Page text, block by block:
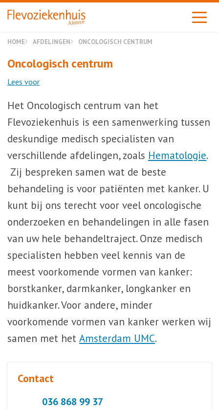
Almere
HOME AFDELINGEN ONCOLOGISCH CENTRUM
Oncologisch centrum
Lees voor
Het Oncologisch centrum van het
Flevoziekenhuis is een samenwerking tussen
deskundige medisch specialisten van
verschillende afdelingen, zoals Hematologie.
Zij bespreken samen wat de beste
behandeling is voor patiënten met kanker. U
kunt bij ons terecht voor veel oncologische
onderzoeken en behandelingen in alle fasen
van uw hele behandeltraject. Onze medisch
specialisten hebben veel kennis van de
meest voorkomende vormen van kanker:
borstkanker, darmkanker, longkanker en
huidkanker. Voor andere, minder
voorkomende vormen van kanker werken wij
samen met het Amsterdam UMC.
Contact
036 868 99 37